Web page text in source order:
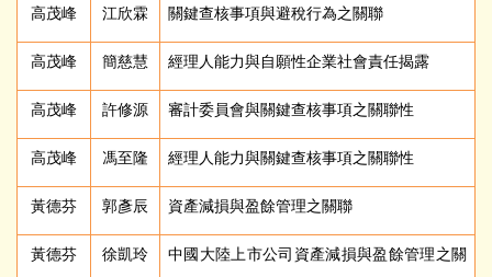
高茂峰 江欣霖 關鍵查核事項與避稅行為之關聯
高茂峰 簡慈慧 經理人能力與自願性企業社會責任揭露
高茂峰 許修源 審計委員會與關鍵查核事項之關聯性
高茂峰 馮至隆 經理人能力與關鍵查核事項之關聯性
黃德芬 郭彥辰 資產減損與盈餘管理之關聯
黃德芬 徐凱玲
中國大陸上市公司資產減損與盈餘管理之關